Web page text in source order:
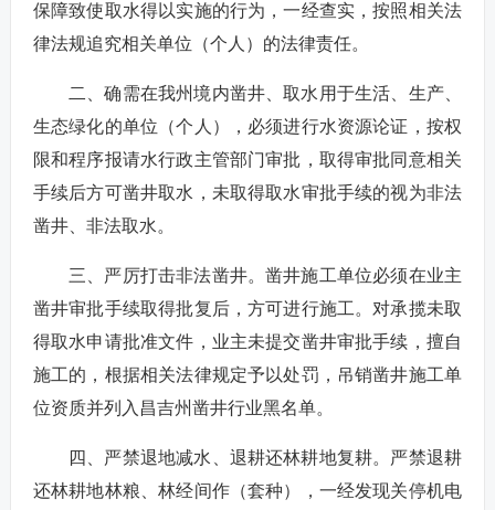
保障致使取水得以实施的行为，一经查实，按照相关法
律法规追究相关单位（个人）的法律责任。
二、确需在我州境内凿井、取水用于生活、生产、
生态绿化的单位（个人），必须进行水资源论证，按权
限和程序报请水行政主管部门审批，取得审批同意相关
手续后方可凿井取水，未取得取水审批手续的视为非法
凿井、非法取水。
三、严厉打击非法凿井。凿井施工单位必须在业主
凿井审批手续取得批复后，方可进行施工。对承揽未取
得取水申请批准文件，业主未提交凿井审批手续，擅自
施工的，根据相关法律规定予以处罚，吊销凿井施工单
位资质并列入昌吉州凿井行业黑名单。
四、严禁退地减水、退耕还林耕地复耕。严禁退耕
还林耕地林粮、林经间作（套种），一经发现关停机电